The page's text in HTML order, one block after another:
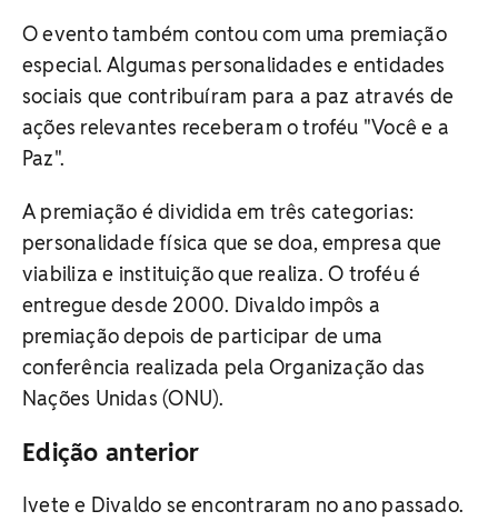
O evento também contou com uma premiação
especial. Algumas personalidades e entidades
sociais que contribuíram para a paz através de
ações relevantes receberam o troféu "Você e a
Paz".
A premiação é dividida em três categorias:
personalidade física que se doa, empresa que
viabiliza e instituição que realiza. O troféu é
entregue desde 2000. Divaldo impôs a
premiação depois de participar de uma
conferência realizada pela Organização das
Nações Unidas (ONU).
Edição anterior
Ivete e Divaldo se encontraram no ano passado.